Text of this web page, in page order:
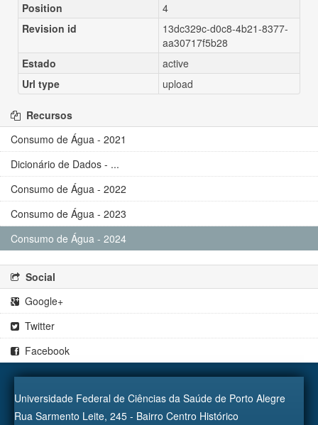
Position
4
Revision id
13dc329c-d0c8-4b21-8377-
aa30717f5b28
Estado
active
Url type
upload
Recursos
Consumo de Água - 2021
Dicionário de Dados - ...
Consumo de Água - 2022
Consumo de Água - 2023
Consumo de Água - 2024
Social
Google+
Twitter
Facebook
Universidade Federal de Ciências da Saúde de Porto Alegre
Rua Sarmento Leite, 245 - Bairro Centro Histórico